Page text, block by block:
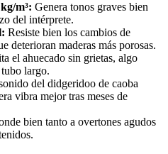
m³: Genera tonos graves bien
del intérprete.
Resiste bien los cambios de
deterioran maderas más porosas.
el ahuecado sin grietas, algo
largo.
del didgeridoo de caoba
vibra mejor tras meses de
bien tanto a overtones agudos